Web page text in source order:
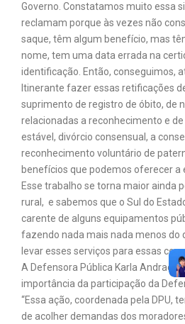
Governo. Constatamos muito essa
reclamam porque às vezes não
saque, têm algum benefício, mas
nome, tem uma data errada na
identificação. Então, conseguimos,
Itinerante fazer essas retificações
suprimento de registro de óbito, de
relacionadas a reconhecimento e
estável, divórcio consensual, a
reconhecimento voluntário de
benefícios que podemos oferecer a
Esse trabalho se torna maior ainda
rural, e sabemos que o Sul do
carente de alguns equipamentos
fazendo nada mais nada menos do
levar esses serviços para essas
A Defensora Pública Karla Andrade,
importância da participação da
“Essa ação, coordenada pela DPU,
de acolher demandas dos